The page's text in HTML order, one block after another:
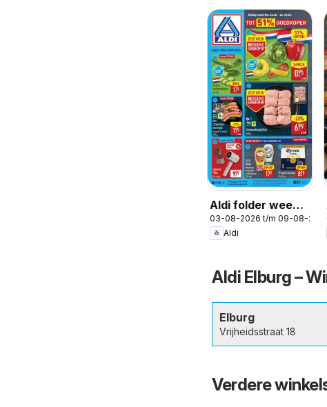
Aldi folder week
32
03-08-2026 t/m 09-08-
Aldi
Aldi Elburg –
Elburg
Vrijheidsstraat 18
Verdere